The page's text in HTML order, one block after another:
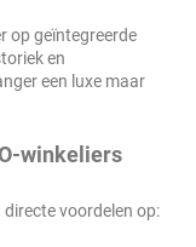
op geïntegreerde
en
een luxe maar
winkeliers
directe voordelen op: